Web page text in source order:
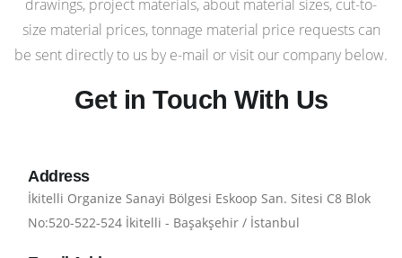
drawings, project materials, about material sizes, cut-to-
size material prices, tonnage material price requests can
be sent directly to us by e-mail or visit our company below.
Get in Touch With Us
Address
İkitelli Organize Sanayi Bölgesi Eskoop San. Sitesi C8 Blok
No:520-522-524 İkitelli - Başakşehir / İstanbul